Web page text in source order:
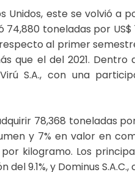
Unidos, este se volvió a
toneladas por US$
al primer
que el del 2021. Dentro
S.A., con una
78,368 toneladas
y 7% en valor en
por kilogramo. Los
9.1%, y Dominus S.A.C.,